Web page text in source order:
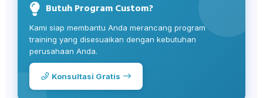
Butuh Program Custom?
Kami siap membantu Anda merancang program
training yang disesuaikan dengan kebutuhan
perusahaan Anda.
Konsultasi Gratis